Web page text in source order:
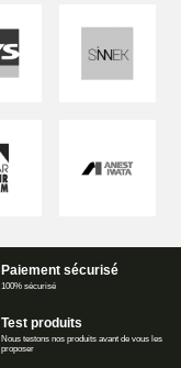
Paiement sécurisé
100% sécurisé
Test produits
Nous testons nos produits avant de vous les
proposer